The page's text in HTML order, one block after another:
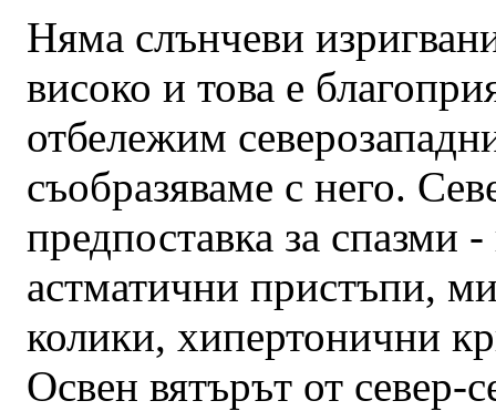
Няма слънчеви
високо и това е
отбележим
съобразяваме с него.
предпоставка за спазми
астматични пристъпи,
колики, хипертонични
Освен вятърът от север-